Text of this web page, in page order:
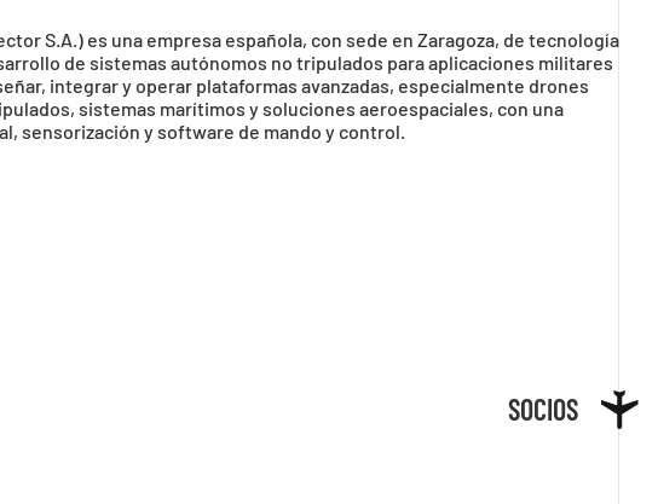
S.A.) es una empresa española, con sede en Zaragoza, de tecnología
de sistemas autónomos no tripulados para aplicaciones militares
integrar y operar plataformas avanzadas, especialmente drones
sistemas marítimos y soluciones aeroespaciales, con una
sensorización y software de mando y control.
SOCIOS